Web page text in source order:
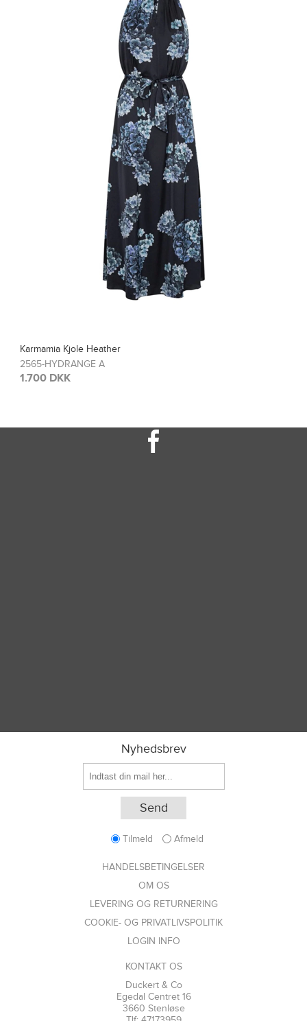
Karmamia Bluse Blair
2567-HYDRANGE A
1.200 DKK
Nyhedsbrev
Tilmeld Afmeld
HANDELSBETINGELSER
OM OS
LEVERING OG RETURNERING
COOKIE- OG PRIVATLIVSPOLITIK
LOGIN INFO
KONTAKT OS
Duckert & Co
Egedal Centret 16
3660 Stenløse